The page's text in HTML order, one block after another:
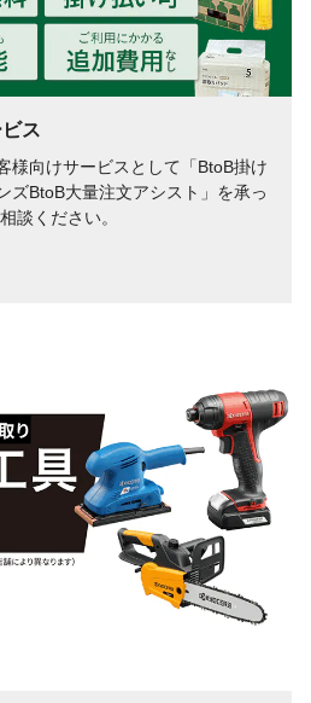
ス
様向けサービスとして「BtoB掛け
ズBtoB大量注文アシスト」を承っ
談ください。